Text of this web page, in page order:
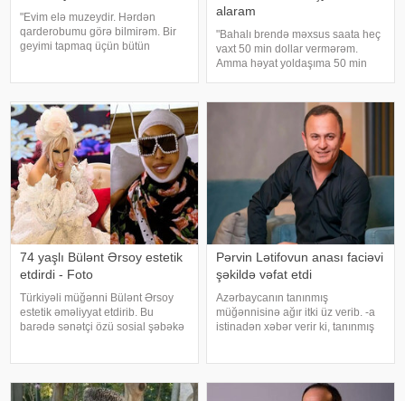
"Evim elə muzeydir. Hərdən
qarderobumu görə bilmirəm. Bir
geyimi tapmaq üçün bütün
bildirir ki, bu sözləri Əməkdar artis
alaram
"Bahalı brendə məxsus saata heç
vaxt 50 min dollar vermərəm.
Amma həyat yoldaşıma 50 min
istinadən xəbər verir ki, bu sözləri
Xalq artisti Emin Ağalaro
74 yaşlı Bülənt Ərsoy estetik
etdirdi - Foto
Türkiyəli müğənni Bülənt Ərsoy
estetik əməliyyat etdirib. Bu
barədə sənətçi özü sosial şəbəkə
edib:. "Hörmətli izləyicilərim
Pərvin Lətifovun anası faciəvi
şəkildə vəfat etdi
Azərbaycanın tanınmış
müğənnisinə ağır itki üz verib. -a
istinadən xəbər verir ki, tanınmış
məxsus bağ sahəsində çalışarkən